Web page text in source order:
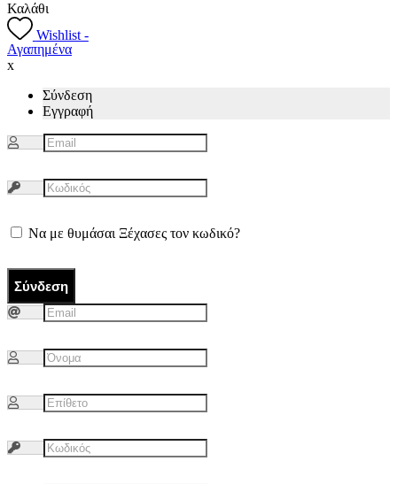
Καλάθι
Wishlist -
Αγαπημένα
x
Σύνδεση
Εγγραφή
Να με θυμάσαι Ξέχασες τον κωδικό?
Σύνδεση